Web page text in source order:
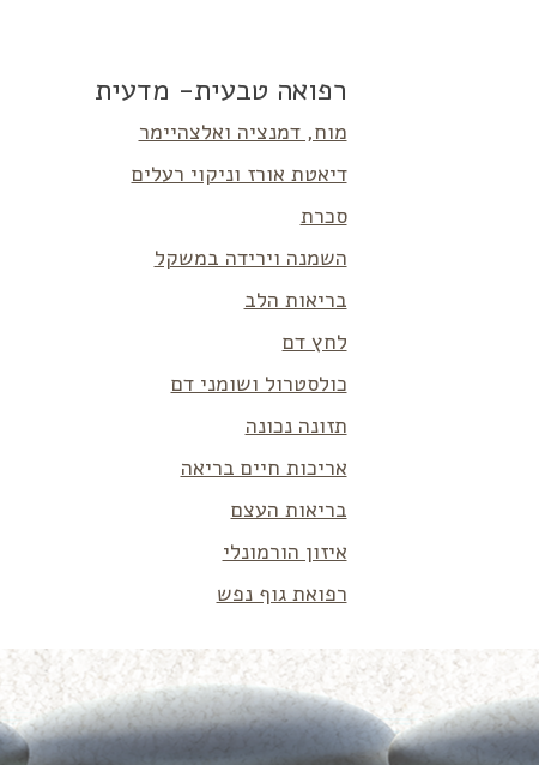
רפואה טבעית- מדעית
מוח, דמנציה ואלצהיימר
דיאטת אורז וניקוי רעלים
סכרת
השמנה וירידה במשקל
בריאות הלב
לחץ דם
כולסטרול ושומני דם
תזונה נכונה
אריכות חיים בריאה
בריאות העצם
איזון הורמונלי
רפואת גוף נפש